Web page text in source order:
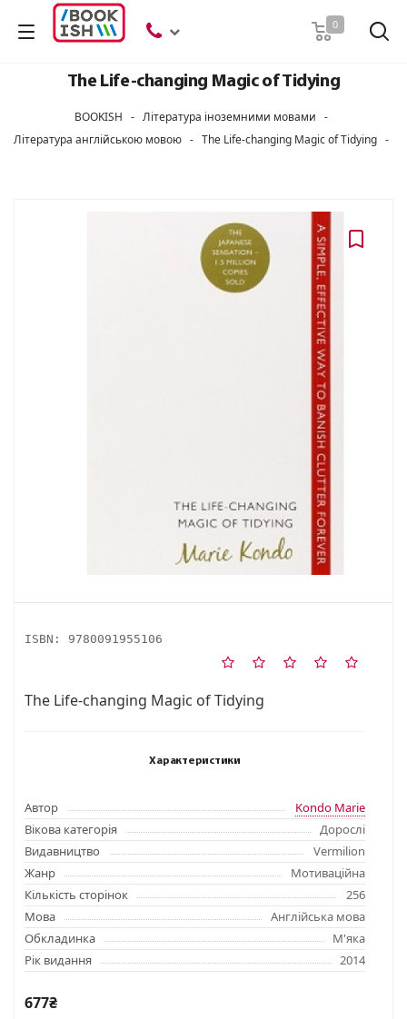
0
The Life-changing Magic of Tidying
BOOKISH - Література іноземними мовами -
Література англійською мовою - The Life-changing Magic of Tidying -
ISBN: 9780091955106
The Life-changing Magic of Tidying
Характеристики
Автор
Kondo Marie
Вікова категорія
Дорослі
Видавництво
Vermilion
Жанр
Мотиваційна
Кількість сторінок
256
Мова
Англійська мова
Обкладинка
М'яка
Рік видання
2014
677₴